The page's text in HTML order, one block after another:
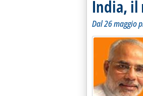
India, il
Dal 26 maggio